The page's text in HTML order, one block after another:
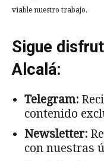
viable nuestro trabajo.
Sigue
Alcalá:
Telegram:
contenido
Newsletter:
con nuestras